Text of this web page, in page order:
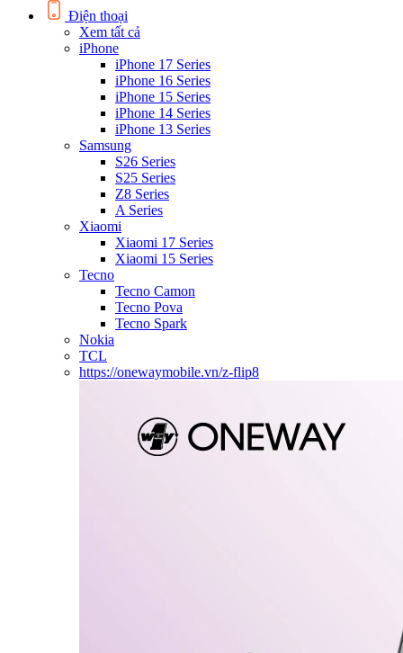
Điện thoại
Xem tất cả
iPhone
iPhone 17 Series
iPhone 16 Series
iPhone 15 Series
iPhone 14 Series
iPhone 13 Series
Samsung
S26 Series
S25 Series
Z8 Series
A Series
Xiaomi
Xiaomi 17 Series
Xiaomi 15 Series
Tecno
Tecno Camon
Tecno Pova
Tecno Spark
Nokia
TCL
https://onewaymobile.vn/z-flip8